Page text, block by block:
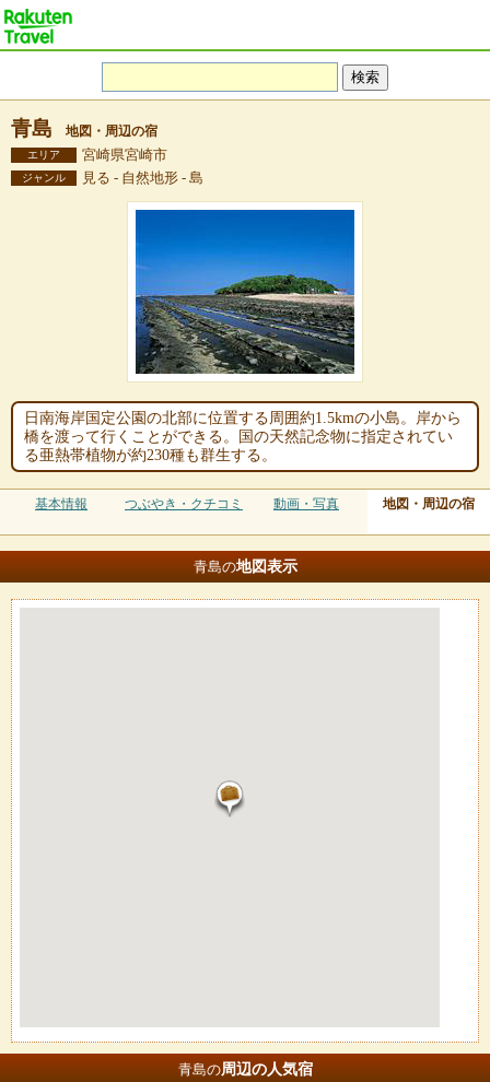
青島 地図・周辺の宿
エリア 宮崎県宮崎市
ジャンル 見る - 自然地形 - 島
日南海岸国定公園の北部に位置する周囲約1.5kmの小島。岸から
橋を渡って行くことができる。国の天然記念物に指定されてい
る亜熱帯植物が約230種も群生する。
基本情報 つぶやき・クチコミ 動画・写真 地図・周辺の宿
青島の地図表示
青島の周辺の人気宿